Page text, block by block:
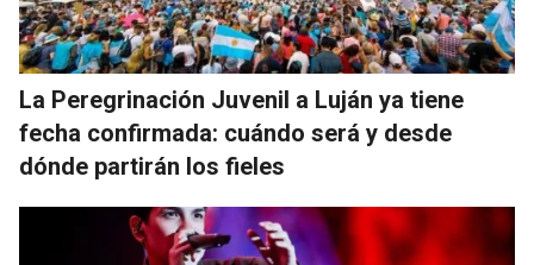
La Peregrinación Juvenil a Luján ya tiene
fecha confirmada: cuándo será y desde
dónde partirán los fieles